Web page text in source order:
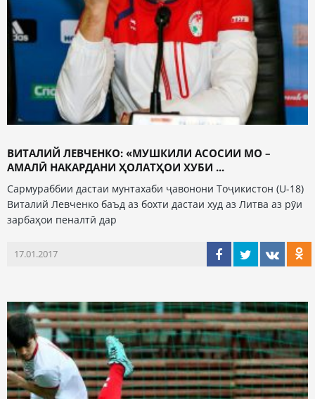
ВИТАЛИЙ ЛЕВЧЕНКО: «МУШКИЛИ АСОСИИ МО –
АМАЛӢ НАКАРДАНИ ҲОЛАТҲОИ ХУБИ ...
Сармураббии дастаи мунтахаби ҷавонони Тоҷикистон (U-18)
Виталий Левченко баъд аз бохти дастаи худ аз Литва аз рӯи
зарбаҳои пеналтӣ дар
17.01.2017